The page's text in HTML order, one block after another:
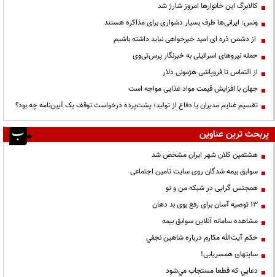
کالابرگ این خانوارها امروز شارژ شد
ونس: ایرانی‌ها طرف بسیار دشواری برای مذاکره هستند
از دشمن ذره ای امید خیرخواهی نباید داشته باشیم
حمله نیروهای اسرائیلی به خبرنگار پرس‌تی‌وی
از التماس تا فروپاشی هژمونی دلار
جهان با افزایش قیمت مواد غذایی مواجه است
تقسیم غنایم مدیران یا دفاع از تولید؛ پشت‌پرده درخواست توقف یک آیین‌نامه چه بود؟
پربحث ترین عناوین
هشتمین کلان شهر ایران مشخص شد
سوابق بیمه شدگان روی سایت تامین اجتماعی
همجنس گرایی در شبکه من و تو
13 توصیه آسان برای رفع بوی بد دهان
مشاهده سامانه آنلاين سوابق بیمه
حكم آيت‌الله مكارم درباره شاهين نجفي
سایتهای همسریابی!
دعايي كه قطعا مستجاب مي‌شود